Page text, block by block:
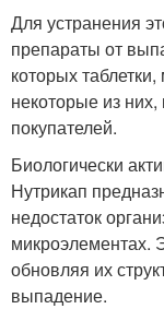
Для устранения
препараты от
которых
некоторые из
покупателей.
Биологически
Нутрикап
недостаток
микроэлементах.
обновляя их
выпадение.